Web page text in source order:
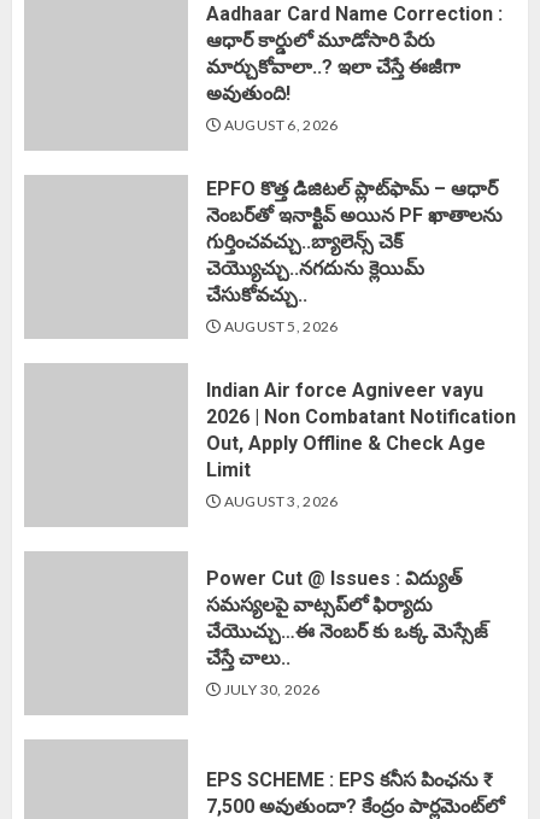
Aadhaar Card Name Correction :
ఆధార్ కార్డులో మూడోసారి పేరు
మార్చుకోవాలా..? ఇలా చేస్తే ఈజీగా
అవుతుంది!
AUGUST 6, 2026
EPFO కొత్త డిజిటల్ ప్లాట్‌ఫామ్‌ – ఆధార్
నెంబర్‌తో ఇనాక్టివ్ అయిన PF ఖాతాలను
గుర్తించవచ్చు..బ్యాలెన్స్ చెక్
చెయ్యొచ్చు..నగదును క్లెయిమ్
చేసుకోవచ్చు..
AUGUST 5, 2026
Indian Air force Agniveer vayu
2026 | Non Combatant Notification
Out, Apply Offline & Check Age
Limit
AUGUST 3, 2026
Power Cut @ Issues : విద్యుత్
సమస్యలపై వాట్సప్‌లో ఫిర్యాదు
చేయొచ్చు…ఈ నెంబర్ కు ఒక్క మెస్సేజ్
చేస్తే చాలు..
JULY 30, 2026
EPS SCHEME : EPS కనీస పింఛను ₹
7,500 అవుతుందా? కేంద్రం పార్లమెంట్‌లో